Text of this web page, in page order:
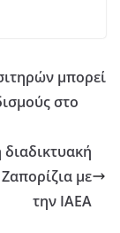
μπορεί
στο
με
την ΙΑΕΑ